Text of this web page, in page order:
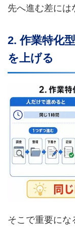
先へ進む差には
2. 作業特化
を上げる
そこで重要にな